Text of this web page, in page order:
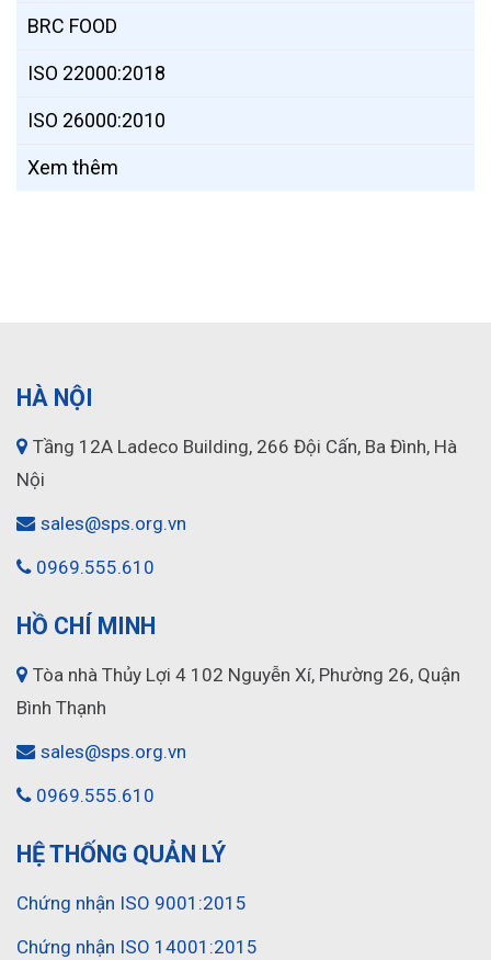
BRC FOOD
ISO 22000:2018
ISO 26000:2010
Xem thêm
HÀ NỘI
Tầng 12A Ladeco Building, 266 Đội Cấn, Ba Đình, Hà
Nội
sales@sps.org.vn
0969.555.610
HỒ CHÍ MINH
Tòa nhà Thủy Lợi 4 102 Nguyễn Xí, Phường 26, Quận
Bình Thạnh
sales@sps.org.vn
0969.555.610
HỆ THỐNG QUẢN LÝ
Chứng nhận ISO 9001:2015
Chứng nhận ISO 14001:2015